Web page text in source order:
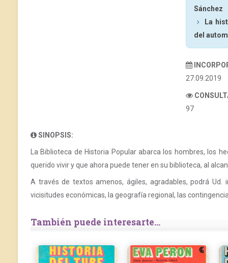
Sánchez
La
del
27.09.2019
97
SINOPSIS:
La Biblioteca de Historia Popular abarca los hombres, los
querido vivir y que ahora puede tener en su biblioteca, al
A través de textos amenos, ágiles, agradables, podrá
vicisitudes económicas, la geografía regional, las
También puede interesarte...